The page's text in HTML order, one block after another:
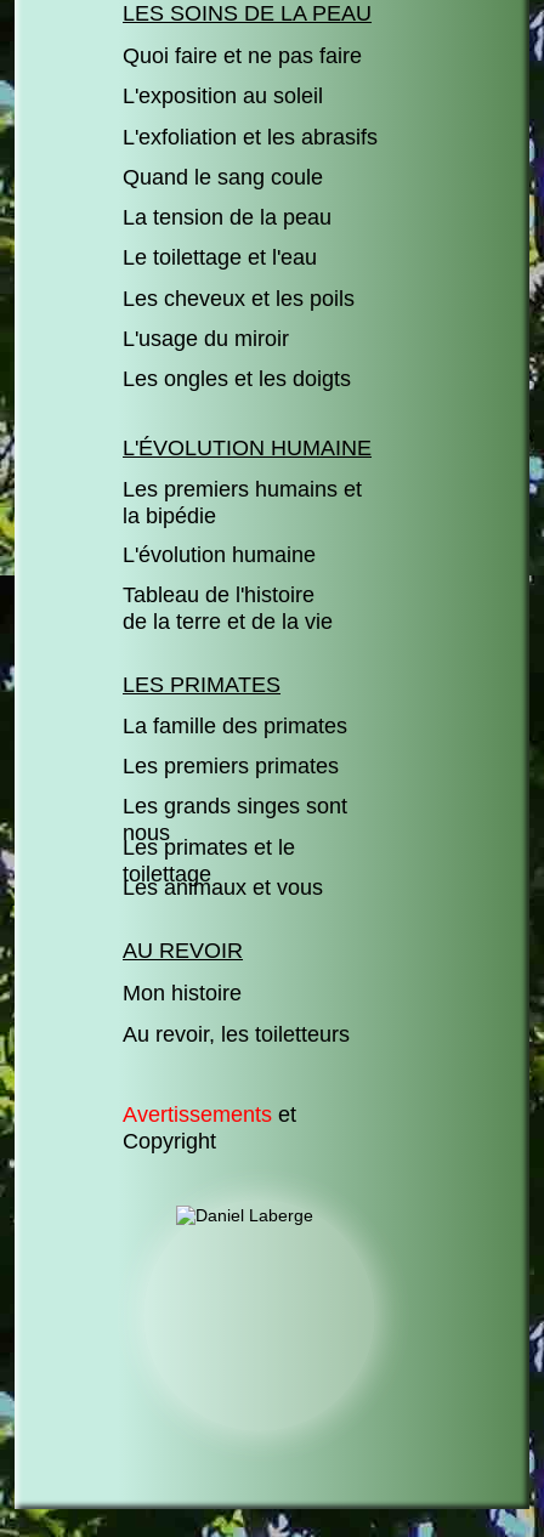
LES SOINS DE LA PEAU
Quoi faire et ne pas faire
L'exposition au soleil
L'exfoliation et les abrasifs
Quand le sang coule
La tension de la peau
Le toilettage et l'eau
Les cheveux et les poils
L'usage du miroir
Les ongles et les doigts
L'ÉVOLUTION HUMAINE
Les premiers humains et
la bipédie
L'évolution humaine
Tableau de l'histoire
de la terre et de la vie
LES PRIMATES
La famille des primates
Les premiers primates
Les grands singes sont
nous
Les primates et le
toilettage
Les animaux et vous
AU REVOIR
Mon histoire
Au revoir, les toiletteurs
Avertissements et
Copyright